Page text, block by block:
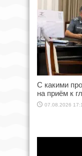
С какими
на приём к
07.08.2026